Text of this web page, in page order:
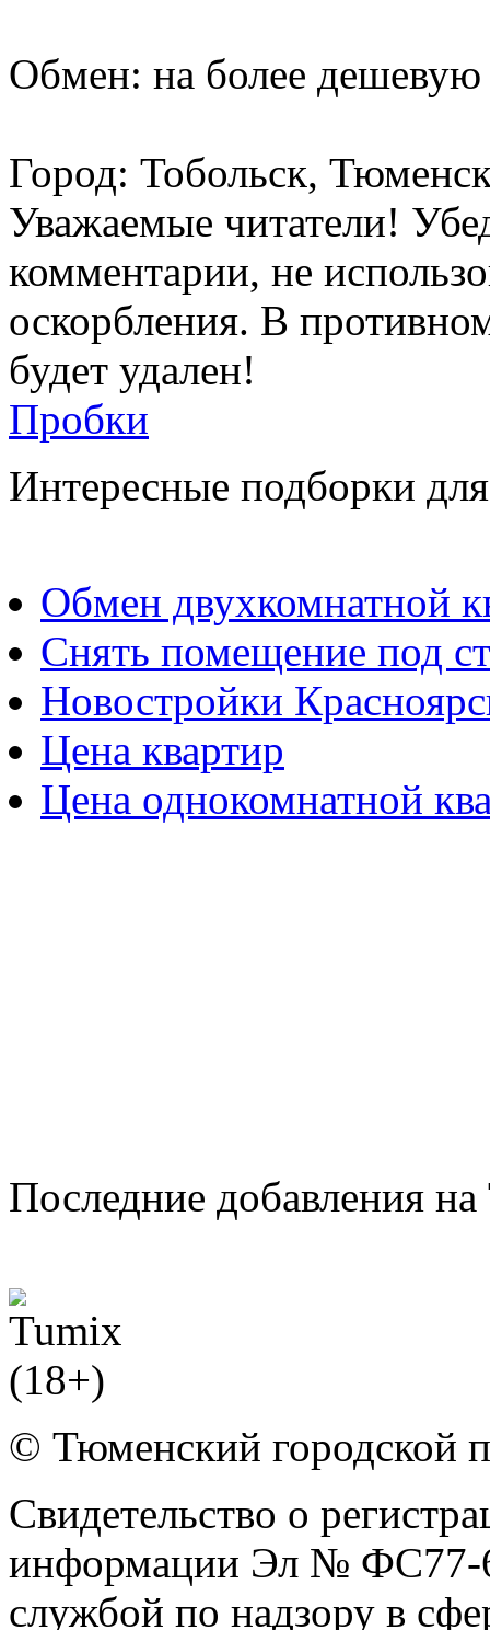
Обмен: на более дешевую
Город: Тобольск,
Уважаемые читатели!
комментарии, не
оскорбления. В
будет удален!
Пробки
Интересные подборки
Обмен двухкомнатной
Снять помещение под
Новостройки
Цена квартир
Цена однокомнатной
Последние добавления
© Тюменский городской
Свидетельство о
информации Эл № ФС77-
службой по надзору в